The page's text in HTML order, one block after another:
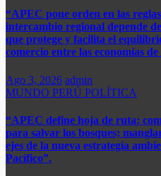
“APEC pone orden en las
intercambio regional depende
que protege y facilita el
comercio entre las economías
Ago 3, 2026 admin
MUNDO PERÚ POLÍTICA
“APEC define hoja de ruta:
para salvar los bosques;
ejes de la nueva estrategia
Pacífico”.